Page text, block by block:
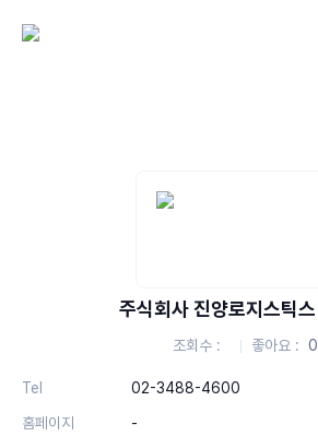
주식회사 진양로지스틱스
조회수 좋아요 0
Tel
02-3488-4600
홈페이지
-